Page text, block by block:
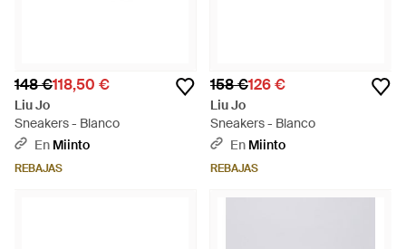
148 €118,50 €
Liu Jo
Sneakers - Blanco
En Miinto
REBAJAS
158 €126 €
Liu Jo
Sneakers - Blanco
En Miinto
REBAJAS